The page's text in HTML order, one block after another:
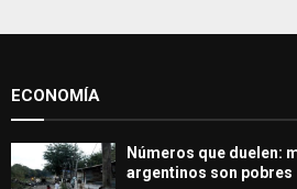
o
ECONOMÍA
Números que duelen:
argentinos son pobres